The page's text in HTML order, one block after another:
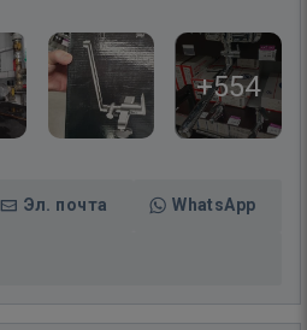
+554
Эл. почта WhatsApp